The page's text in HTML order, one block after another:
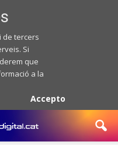
de tercers
Si
que
a la
Accepto